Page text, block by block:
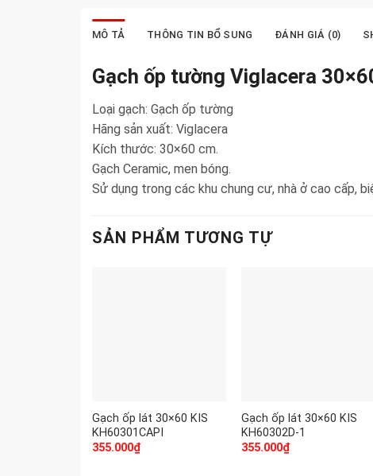
MÔ TẢ THÔNG TIN BỔ SUNG ĐÁNH GIÁ (0)
Gạch ốp tường Viglacera
Loại gạch: Gạch ốp tường
Hãng sản xuất: Viglacera
Kích thước: 30×60 cm.
Gạch Ceramic, men bóng.
Sử dụng trong các khu chung cư, nhà ở cao cấp,
SẢN PHẨM TƯƠNG TỰ
Gạch ốp lát 30×60 KIS
KH60301CAPI
355.000₫
Gạch ốp lát 30×60 KIS
KH60302D-1
355.000₫